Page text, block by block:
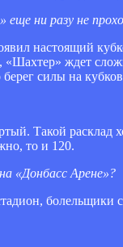
ни разу не
настоящий
ждет
силы на
Такой расклад
то и 120.
«Донбасс Арене»?